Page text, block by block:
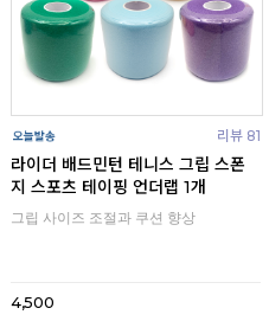
리뷰 81
라이더 배드민턴 테니스 그립 스폰
지 스포츠 테이핑 언더랩 1개
그립 사이즈 조절과 쿠션 향상
4,500